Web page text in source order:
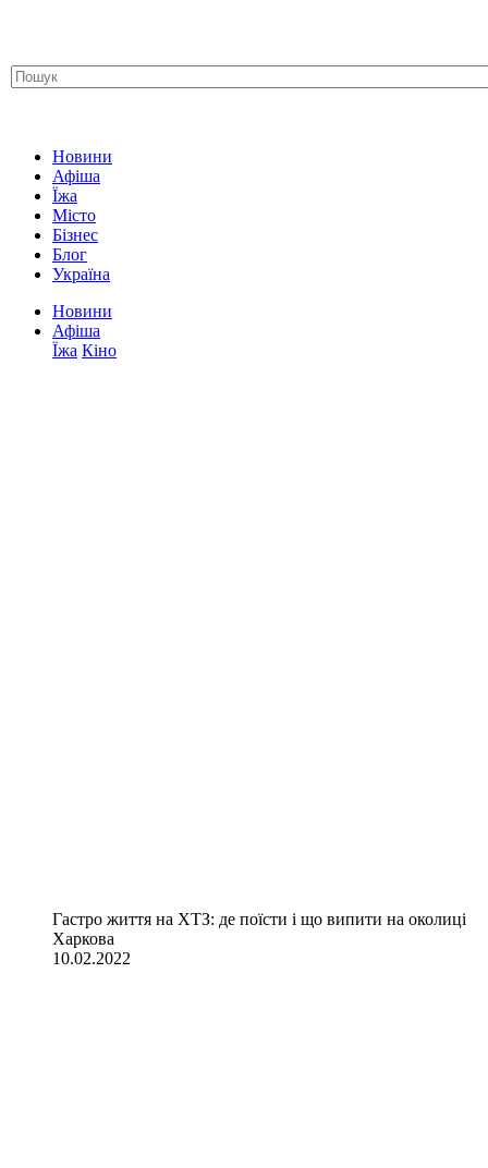
Новини
Афіша
Їжа
Місто
Бізнес
Блог
Україна
Новини
Афіша
Їжа Кіно
Гастро життя на ХТЗ: де поїсти і що випити на околиці
Харкова
10.02.2022